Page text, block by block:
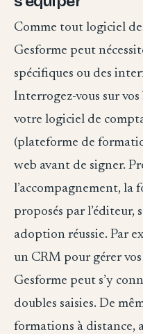
Comme tout logiciel
Gesforme peut
spécifiques ou des
Interrogez-vous sur
votre logiciel de
(plateforme de
web avant de signer.
l’accompagnement,
proposés par l’éditeur,
adoption réussie. Par
un CRM pour gérer
Gesforme peut s’y
doubles saisies. De
formations à distance,